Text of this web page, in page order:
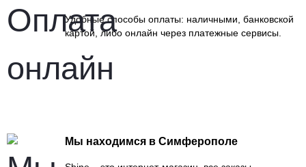
Удобные способы оплаты: наличными, банковской
картой, либо онлайн через платежные сервисы.
Мы находимся в Симферополе